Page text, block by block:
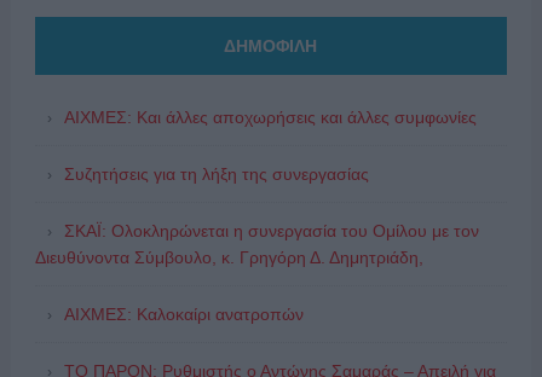
ΔΗΜΟΦΙΛΗ
ΑΙΧΜΕΣ: Και άλλες αποχωρήσεις και άλλες συμφωνίες
Συζητήσεις για τη λήξη της συνεργασίας
ΣΚΑΪ: Ολοκληρώνεται η συνεργασία του Ομίλου με τον
Διευθύνοντα Σύμβουλο, κ. Γρηγόρη Δ. Δημητριάδη,
ΑΙΧΜΕΣ: Καλοκαίρι ανατροπών
ΤΟ ΠΑΡΟΝ: Ρυθμιστής ο Αντώνης Σαμαράς – Απειλή για